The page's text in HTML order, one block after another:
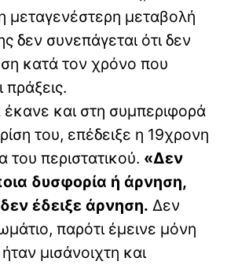
μεταγενέστερη μεταβολή
δεν συνεπάγεται ότι δεν
κατά τον χρόνο που
έκανε και στη συμπεριφορά
του, επέδειξε η 19χρονη
του περιστατικού. «Δεν
δυσφορία ή άρνηση,
δεν έδειξε άρνηση. Δεν
παρότι έμεινε μόνη
μισάνοιχτη και